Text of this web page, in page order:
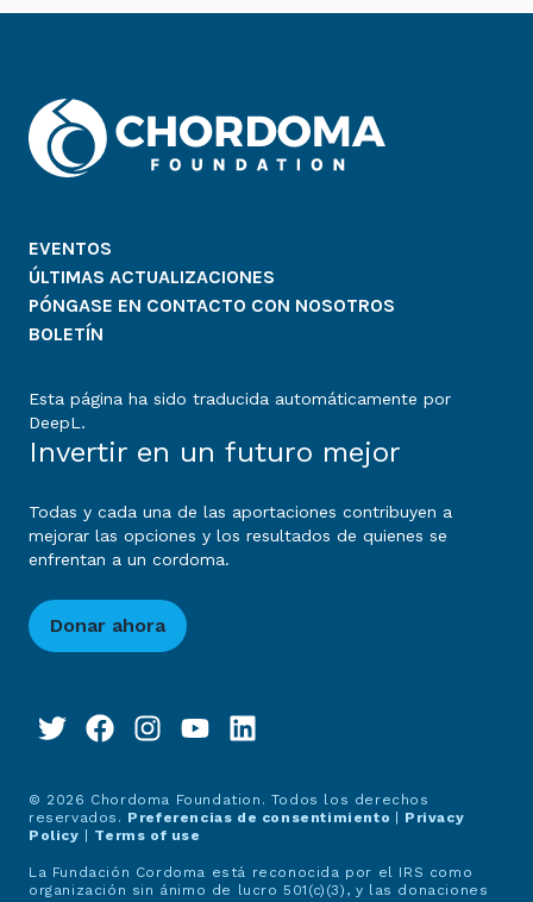
EVENTOS
ÚLTIMAS ACTUALIZACIONES
PÓNGASE EN CONTACTO CON NOSOTROS
BOLETÍN
Esta página ha sido traducida automáticamente por
DeepL.
Invertir en un futuro mejor
Todas y cada una de las aportaciones contribuyen a
mejorar las opciones y los resultados de quienes se
enfrentan a un cordoma.
Donar ahora
© 2026 Chordoma Foundation. Todos los derechos
reservados. Preferencias de consentimiento
Privacy
Policy
Terms of use
La Fundación Cordoma está reconocida por el IRS como
organización sin ánimo de lucro 501(c)(3), y las donaciones